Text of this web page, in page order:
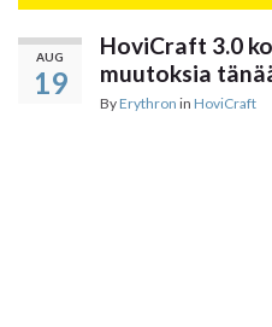
AUG
19
HoviCraft 3.0
muutoksia
ByErythron in HoviCraft